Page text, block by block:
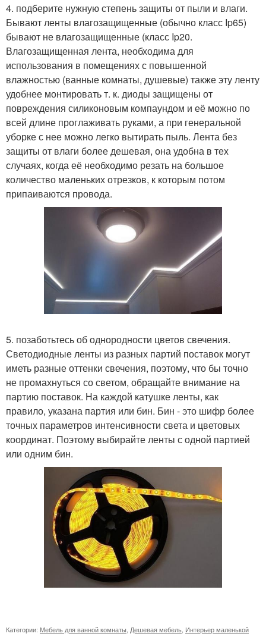
4. подберите нужную степень защиты от пыли и влаги.
Бывают ленты влагозащищенные (обычно класс Ip65)
бывают не влагозащищенные (класс Ip20.
Влагозащищенная лента, необходима для
использования в помещениях с повышенной
влажностью (ванные комнаты, душевые) также эту ленту
удобнее монтировать т. к. диоды защищены от
повреждения силиконовым компаундом и её можно по
всей длине проглаживать руками, а при генеральной
уборке с нее можно легко вытирать пыль. Лента без
защиты от влаги более дешевая, она удобна в тех
случаях, когда её необходимо резать на большое
количество маленьких отрезков, к которым потом
припаиваются провода.
5. позаботьтесь об однородности цветов свечения.
Светодиодные ленты из разных партий поставок могут
иметь разные оттенки свечения, поэтому, что бы точно
не промахнуться со светом, обращайте внимание на
партию поставок. На каждой катушке ленты, как
правило, указана партия или бин. Бин - это шифр более
точных параметров интенсивности света и цветовых
координат. Поэтому выбирайте ленты с одной партией
или одним бин.
Категории: Мебель для ванной комнаты Дешевая мебель Интерьер маленькой